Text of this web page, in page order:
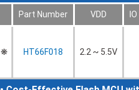
Part Number VDD
❋ HT66F018 2.2 ~ 5.5V